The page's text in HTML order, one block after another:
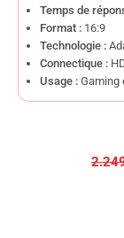
Temps de
Format : 16:9
Technologie :
Connectique :
Usage : Gaming